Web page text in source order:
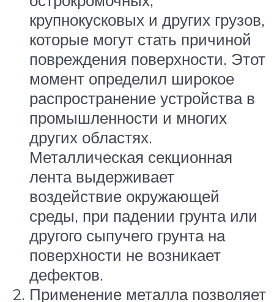
крупнокусковых и других грузов,
которые могут стать причиной
повреждения поверхности. Этот
момент определил широкое
распространение устройства в
промышленности и многих
других областях.
Металлическая секционная
лента выдерживает
воздействие окружающей
среды, при падении грунта или
другого сыпучего грунта на
поверхности не возникает
дефектов.
Применение металла позволяет